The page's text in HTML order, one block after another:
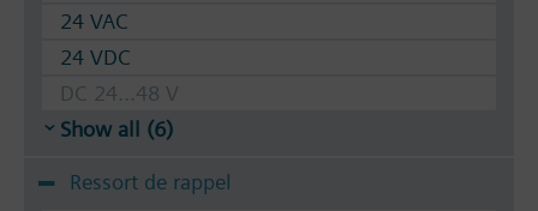
24 VAC
24 VDC
DC 24...48 V
Show all (6)
Ressort de rappel